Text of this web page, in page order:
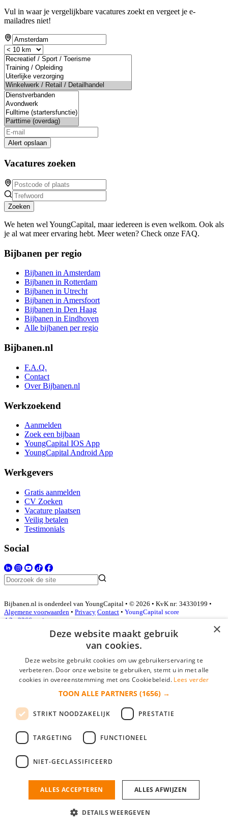
Vul in waar je vergelijkbare vacatures zoekt en vergeet je e-
mailadres niet!
Alert opslaan
Vacatures zoeken
Zoeken
We heten wel YoungCapital, maar iedereen is even welkom. Ook als
je al wat meer ervaring hebt. Meer weten? Check onze FAQ.
Bijbanen per regio
Bijbanen in Amsterdam
Bijbanen in Rotterdam
Bijbanen in Utrecht
Bijbanen in Amersfoort
Bijbanen in Den Haag
Bijbanen in Eindhoven
Alle bijbanen per regio
Bijbanen.nl
F.A.Q.
Contact
Over Bijbanen.nl
Werkzoekend
Aanmelden
Zoek een bijbaan
YoungCapital IOS App
YoungCapital Android App
Werkgevers
Gratis aanmelden
CV Zoeken
Vacature plaatsen
Veilig betalen
Testimonials
Social
Bijbanen.nl is onderdeel van YoungCapital • © 2026 • KvK nr: 34330199 •
Algemene voorwaarden • Privacy Contact • YoungCapital score
4.3 - 3366 reviews
Inloggen als bedrijf
*
login gegevens onthouden
login
Bedrijf aanmelden
nieuwe collega/werknemer zo gevonden!
×
Deze website maakt gebruik
van cookies.
Deze website gebruikt cookies om uw gebruikerservaring te
verbeteren. Door onze website te gebruiken, stemt u in met alle
cookies in overeenstemming met ons Cookiebeleid. Lees verder
TOON ALLE PARTNERS (1656) →
STRIKT NOODZAKELIJK PRESTATIE
TARGETING FUNCTIONEEL
NIET-GECLASSIFICEERD
ALLES ACCEPTEREN ALLES AFWIJZEN
DETAILS WEERGEVEN